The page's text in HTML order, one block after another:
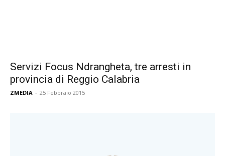
Servizi Focus Ndrangheta, tre arresti in
provincia di Reggio Calabria
ZMEDIA - 25 Febbraio 2015